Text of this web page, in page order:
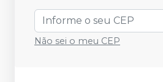
Não sei o meu CEP